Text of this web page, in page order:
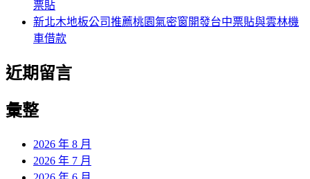
票貼
新北木地板公司推薦桃園氣密窗開發台中票貼與雲林機
車借款
近期留言
彙整
2026 年 8 月
2026 年 7 月